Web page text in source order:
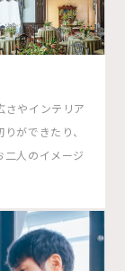
さやインテリア
ができたり、
二人のイメージ